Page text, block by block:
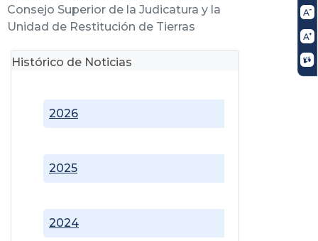
Consejo Superior de la Judicatura y la
Unidad de Restitución de Tierras
Histórico de Noticias
2024
2025
2026